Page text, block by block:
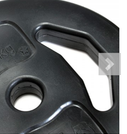
Next